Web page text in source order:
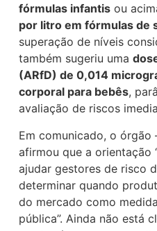
fórmulas infantis ou
por litro em fórmulas de
superação de níveis
também sugeriu uma
(ARfD) de 0,014
corporal para bebês,
avaliação de riscos
Em comunicado, o
afirmou que a orientação
ajudar gestores de risco
determinar quando
do mercado como
pública”. Ainda não está